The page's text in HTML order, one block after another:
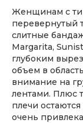
Женщинам с
перевернутый
слитные
Margarita,
глубоким
объем в
внимание на
лентами. Плюс
плечи
очень